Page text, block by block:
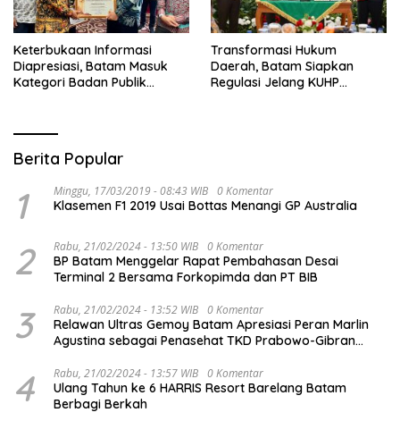
Keterbukaan Informasi
Diapresiasi, Batam Masuk
Kategori Badan Publik
Transformasi Hukum
Daerah, Batam Siapkan
Regulasi Jelang KUHP
Berita Popular
1 Minggu, 17/03/2019 - 08:43 WIB 0 Komentar
Klasemen F1 2019 Usai Bottas Menangi GP Australia
2 Rabu, 21/02/2024 - 13:50 WIB 0 Komentar
BP Batam Menggelar Rapat Pembahasan Desai
Terminal 2 Bersama Forkopimda dan PT BIB
3 Rabu, 21/02/2024 - 13:52 WIB 0 Komentar
Relawan Ultras Gemoy Batam Apresiasi Peran Marlin
Agustina sebagai Penasehat TKD Prabowo-Gibran
4 Rabu, 21/02/2024 - 13:57 WIB 0 Komentar
Ulang Tahun ke 6 HARRIS Resort Barelang Batam
Berbagi Berkah